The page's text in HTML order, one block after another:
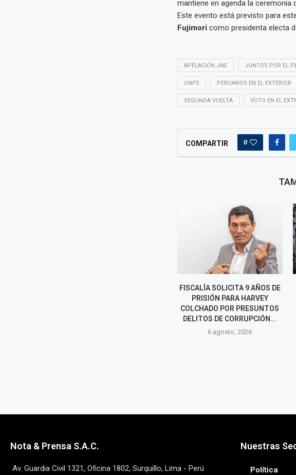
mantiene en agenda la
Este evento está previsto para
Fujimori como presidenta electa
APELACIÓN JNE JUNTOS POR EL
ONPE PERUANOS EN EL EXTERIOR
SEGUNDA VUELTA VOTO EN EL
COMPARTIR 0
EXPORTACIONES CRECIERON
34% IMPULSADAS POR LA
MINERÍA
6 agosto, 2026
Nota & Prensa S.A.C.
Av. Guardia Civil 1321, Oficina 1802, Surquillo, Lima - Perú
Nuestras
Política